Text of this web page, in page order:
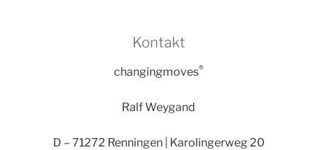
Kontakt
changingmoves®
Ralf Weygand
D – 71272 Renningen | Karolingerweg 20